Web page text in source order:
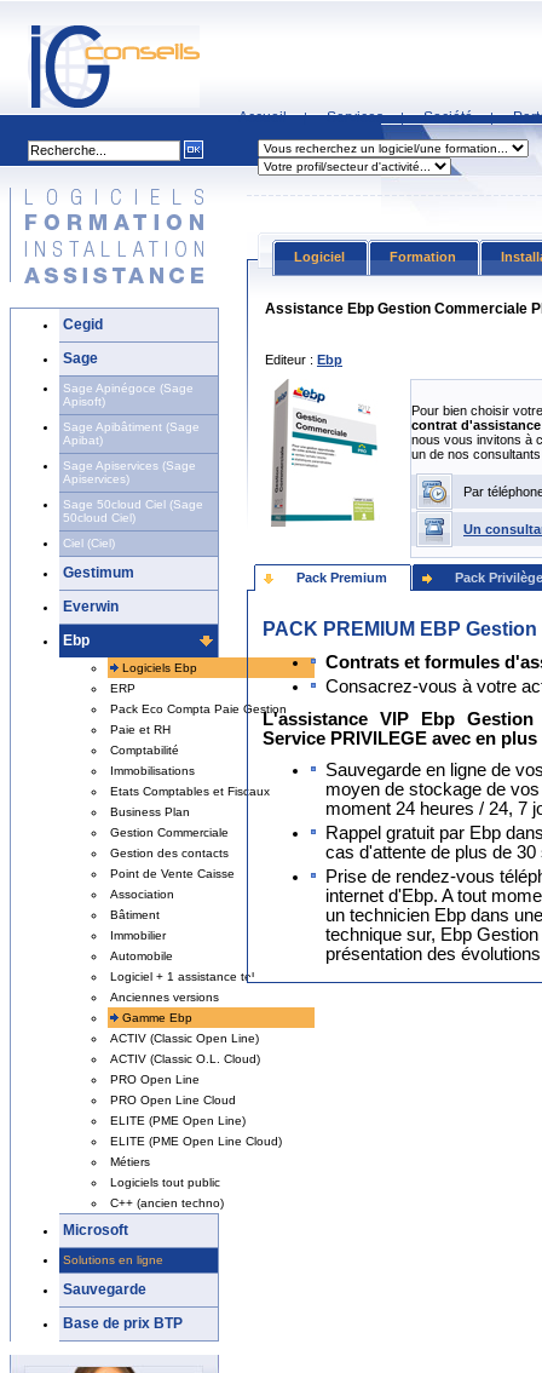
Accueil | Services | Société |
Cegid
Sage
Sage Apinégoce (Sage
Apisoft)
Sage Apibâtiment (Sage
Apibat)
Sage Apiservices (Sage
Apiservices)
Sage 50cloud Ciel (Sage
50cloud Ciel)
Ciel (Ciel)
Gestimum
Everwin
Ebp
Logiciels Ebp
ERP
Pack Eco Compta Paie Gestion
Paie et RH
Comptabilité
Immobilisations
Etats Comptables et Fiscaux
Business Plan
Gestion Commerciale
Gestion des contacts
Point de Vente Caisse
Association
Bâtiment
Immobilier
Automobile
Logiciel + 1 assistance tel
Anciennes versions
Gamme Ebp
ACTIV (Classic Open Line)
ACTIV (Classic O.L. Cloud)
PRO Open Line
PRO Open Line Cloud
ELITE (PME Open Line)
ELITE (PME Open Line Cloud)
Métiers
Logiciels tout public
C++ (ancien techno)
Microsoft
Solutions en ligne
Sauvegarde
Base de prix BTP
Logiciel Formation
Assistance Ebp Gestion Commerciale
Editeur : Ebp
Pour bien choisir votre
contrat
nous vous invitons à
un de nos consultants
Par
Un
Pack Premium Pack Privilège
PACK PREMIUM EBP
Contrats et formules
Consacrez-vous à votre
L'assistance VIP Ebp
Service PRIVILEGE avec en plus
Sauvegarde en ligne de
moyen de stockage de
moment 24 heures / 24, 7
Rappel gratuit par Ebp
cas d'attente de plus de
Prise de rendez-vous
internet d'Ebp. A tout
un technicien Ebp dans
technique sur, Ebp
présentation des